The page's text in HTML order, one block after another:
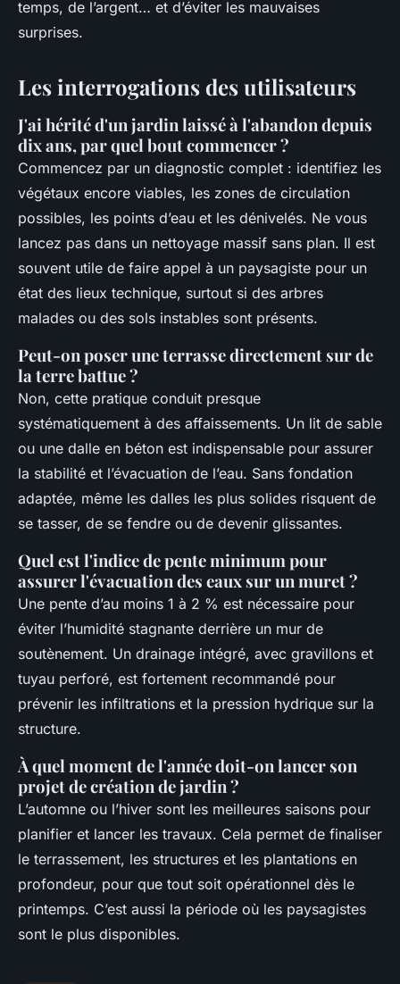
temps, de l’argent… et d’éviter les mauvaises
surprises.
Les interrogations des utilisateurs
J'ai hérité d'un jardin laissé à l'abandon depuis
dix ans, par quel bout commencer ?
Commencez par un diagnostic complet : identifiez les
végétaux encore viables, les zones de circulation
possibles, les points d’eau et les dénivelés. Ne vous
lancez pas dans un nettoyage massif sans plan. Il est
souvent utile de faire appel à un paysagiste pour un
état des lieux technique, surtout si des arbres
malades ou des sols instables sont présents.
Peut-on poser une terrasse directement sur de
la terre battue ?
Non, cette pratique conduit presque
systématiquement à des affaissements. Un lit de sable
ou une dalle en béton est indispensable pour assurer
la stabilité et l’évacuation de l’eau. Sans fondation
adaptée, même les dalles les plus solides risquent de
se tasser, de se fendre ou de devenir glissantes.
Quel est l'indice de pente minimum pour
assurer l'évacuation des eaux sur un muret ?
Une pente d’au moins 1 à 2 % est nécessaire pour
éviter l’humidité stagnante derrière un mur de
soutènement. Un drainage intégré, avec gravillons et
tuyau perforé, est fortement recommandé pour
prévenir les infiltrations et la pression hydrique sur la
structure.
À quel moment de l'année doit-on lancer son
projet de création de jardin ?
L’automne ou l’hiver sont les meilleures saisons pour
planifier et lancer les travaux. Cela permet de finaliser
le terrassement, les structures et les plantations en
profondeur, pour que tout soit opérationnel dès le
printemps. C’est aussi la période où les paysagistes
sont le plus disponibles.